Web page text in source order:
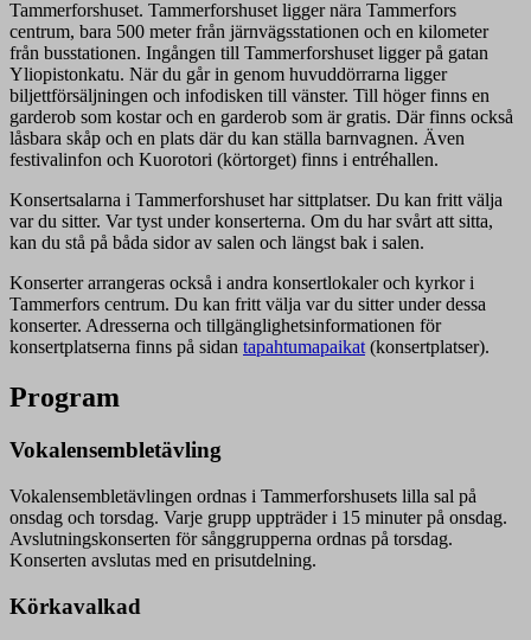
Tammerforshuset. Tammerforshuset ligger nära Tammerfors
centrum, bara 500 meter från järnvägsstationen och en kilometer
från busstationen. Ingången till Tammerforshuset ligger på gatan
Yliopistonkatu. När du går in genom huvuddörrarna ligger
biljettförsäljningen och infodisken till vänster. Till höger finns en
garderob som kostar och en garderob som är gratis. Där finns också
låsbara skåp och en plats där du kan ställa barnvagnen. Även
festivalinfon och Kuorotori (körtorget) finns i entréhallen.
Konsertsalarna i Tammerforshuset har sittplatser. Du kan fritt välja
var du sitter. Var tyst under konserterna. Om du har svårt att sitta,
kan du stå på båda sidor av salen och längst bak i salen.
Konserter arrangeras också i andra konsertlokaler och kyrkor i
Tammerfors centrum. Du kan fritt välja var du sitter under dessa
konserter. Adresserna och tillgänglighetsinformationen för
konsertplatserna finns på sidan tapahtumapaikat(konsertplatser).
Program
Vokalensembletävling
Vokalensembletävlingen ordnas i Tammerforshusets lilla sal på
onsdag och torsdag. Varje grupp uppträder i 15 minuter på onsdag.
Avslutningskonserten för sånggrupperna ordnas på torsdag.
Konserten avslutas med en prisutdelning.
Körkavalkad